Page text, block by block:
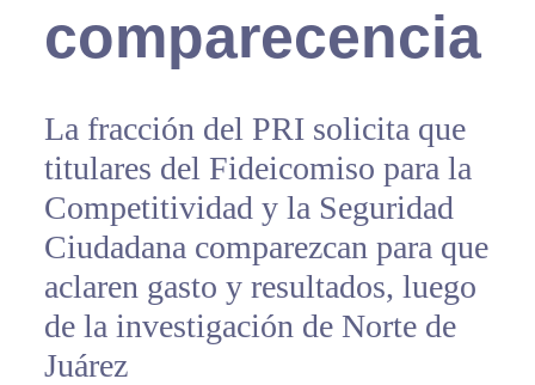
comparecencia
La fracción del PRI solicita que
titulares del Fideicomiso para la
Competitividad y la Seguridad
Ciudadana comparezcan para que
aclaren gasto y resultados, luego
de la investigación de Norte de
Juárez